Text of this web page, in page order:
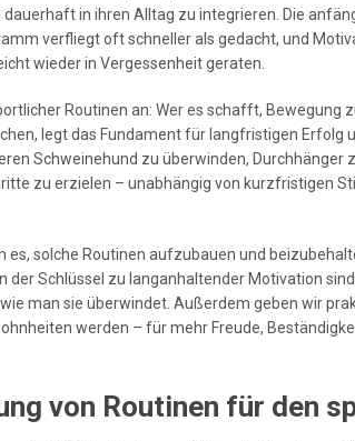
in ihren Alltag zu integrieren. Die
verfliegt oft schneller als gedacht, und
wieder in Vergessenheit geraten.
Routinen an: Wer es schafft, Bewegung
legt das Fundament für langfristigen Erfolg
Schweinehund zu überwinden, Durchhänger
zu erzielen – unabhängig von kurzfristigen
es, solche Routinen aufzubauen und
der Schlüssel zu langanhaltender Motivation
man sie überwindet. Außerdem geben wir
werden – für mehr Freude,
von Routinen für den